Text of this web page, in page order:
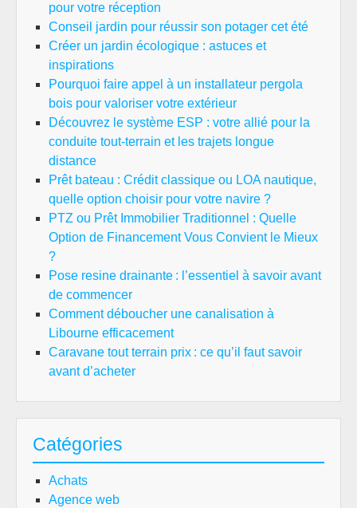
pour votre réception
Conseil jardin pour réussir son potager cet été
Créer un jardin écologique : astuces et
inspirations
Pourquoi faire appel à un installateur pergola
bois pour valoriser votre extérieur
Découvrez le système ESP : votre allié pour la
conduite tout-terrain et les trajets longue
distance
Prêt bateau : Crédit classique ou LOA nautique,
quelle option choisir pour votre navire ?
PTZ ou Prêt Immobilier Traditionnel : Quelle
Option de Financement Vous Convient le Mieux
?
Pose resine drainante : l’essentiel à savoir avant
de commencer
Comment déboucher une canalisation à
Libourne efficacement
Caravane tout terrain prix : ce qu’il faut savoir
avant d’acheter
Catégories
Achats
Agence web